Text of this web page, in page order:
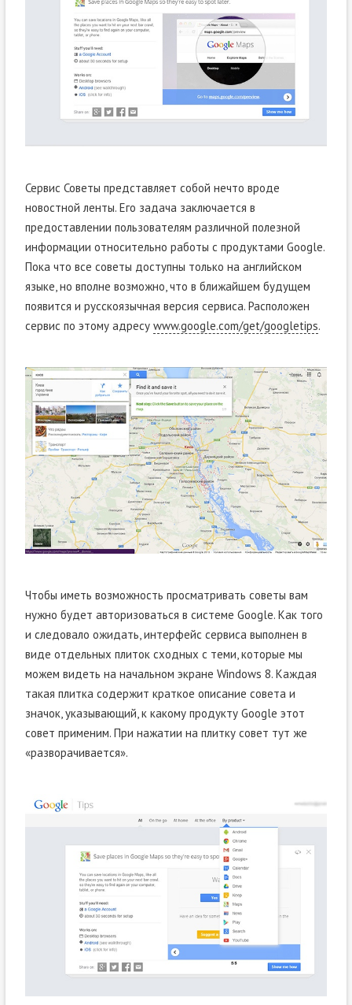
Сервис Советы представляет собой нечто вроде
новостной ленты. Его задача заключается в
предоставлении пользователям различной полезной
информации относительно работы с продуктами Google.
Пока что все советы доступны только на английском
языке, но вполне возможно, что в ближайшем будущем
появится и русскоязычная версия сервиса. Расположен
сервис по этому адресу www.google.com/get/googletips.
Чтобы иметь возможность просматривать советы вам
нужно будет авторизоваться в системе Google. Как того
и следовало ожидать, интерфейс сервиса выполнен в
виде отдельных плиток сходных с теми, которые мы
можем видеть на начальном экране Windows 8. Каждая
такая плитка содержит краткое описание совета и
значок, указывающий, к какому продукту Google этот
совет применим. При нажатии на плитку совет тут же
«разворачивается».